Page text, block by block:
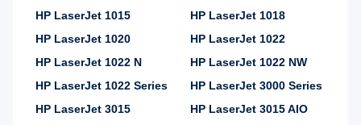
HP LaserJet 1015
HP LaserJet 1018
HP LaserJet 1020
HP LaserJet 1022
HP LaserJet 1022 N
HP LaserJet 1022 NW
HP LaserJet 1022 Series
HP LaserJet 3000 Series
HP LaserJet 3015
HP LaserJet 3015 AIO